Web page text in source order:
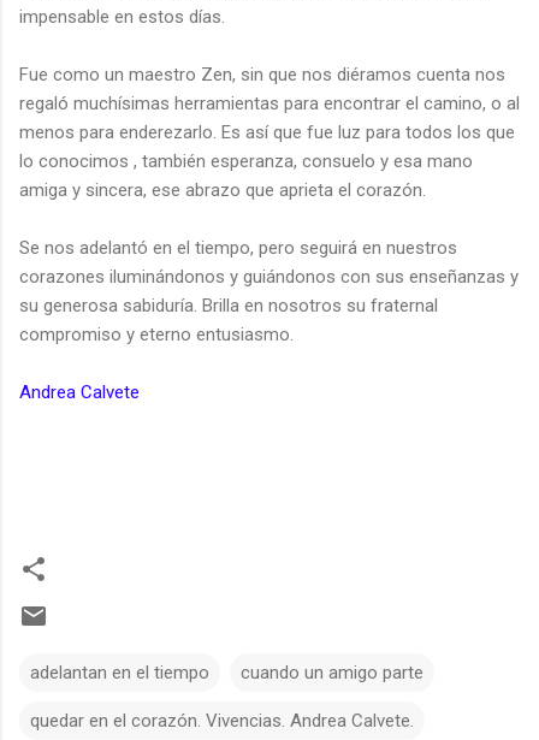
impensable en estos días.
Fue como un maestro Zen, sin que nos diéramos cuenta nos
regaló muchísimas herramientas para encontrar el camino, o al
menos para enderezarlo. Es así que fue luz para todos los que
lo conocimos , también esperanza, consuelo y esa mano
amiga y sincera, ese abrazo que aprieta el corazón.
Se nos adelantó en el tiempo, pero seguirá en nuestros
corazones iluminándonos y guiándonos con sus enseñanzas y
su generosa sabiduría. Brilla en nosotros su fraternal
compromiso y eterno entusiasmo.
Andrea Calvete
adelantan en el tiempo cuando un amigo parte
quedar en el corazón. Vivencias. Andrea Calvete.